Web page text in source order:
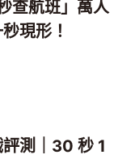
查航班」萬人
現形！
評測｜30 秒 1